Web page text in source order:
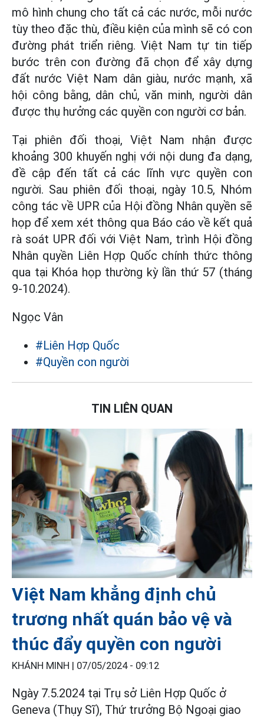
mô hình chung cho tất cả các nước, mỗi nước
tùy theo đặc thù, điều kiện của mình sẽ có con
đường phát triển riêng. Việt Nam tự tin tiếp
bước trên con đường đã chọn để xây dựng
đất nước Việt Nam dân giàu, nước mạnh, xã
hội công bằng, dân chủ, văn minh, người dân
được thụ hưởng các quyền con người cơ bản.
Tại phiên đối thoại, Việt Nam nhận được
khoảng 300 khuyến nghị với nội dung đa dạng,
đề cập đến tất cả các lĩnh vực quyền con
người. Sau phiên đối thoại, ngày 10.5, Nhóm
công tác về UPR của Hội đồng Nhân quyền sẽ
họp để xem xét thông qua Báo cáo về kết quả
rà soát UPR đối với Việt Nam, trình Hội đồng
Nhân quyền Liên Hợp Quốc chính thức thông
qua tại Khóa họp thường kỳ lần thứ 57 (tháng
9-10.2024).
Ngọc Vân
#Liên Hợp Quốc
#Quyền con người
TIN LIÊN QUAN
Việt Nam khẳng định chủ
trương nhất quán bảo vệ và
thúc đẩy quyền con người
KHÁNH MINH | 07/05/2024 - 09:12
Ngày 7.5.2024 tại Trụ sở Liên Hợp Quốc ở
Geneva (Thụy Sĩ), Thứ trưởng Bộ Ngoại giao